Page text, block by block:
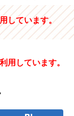
しています。
用しています。